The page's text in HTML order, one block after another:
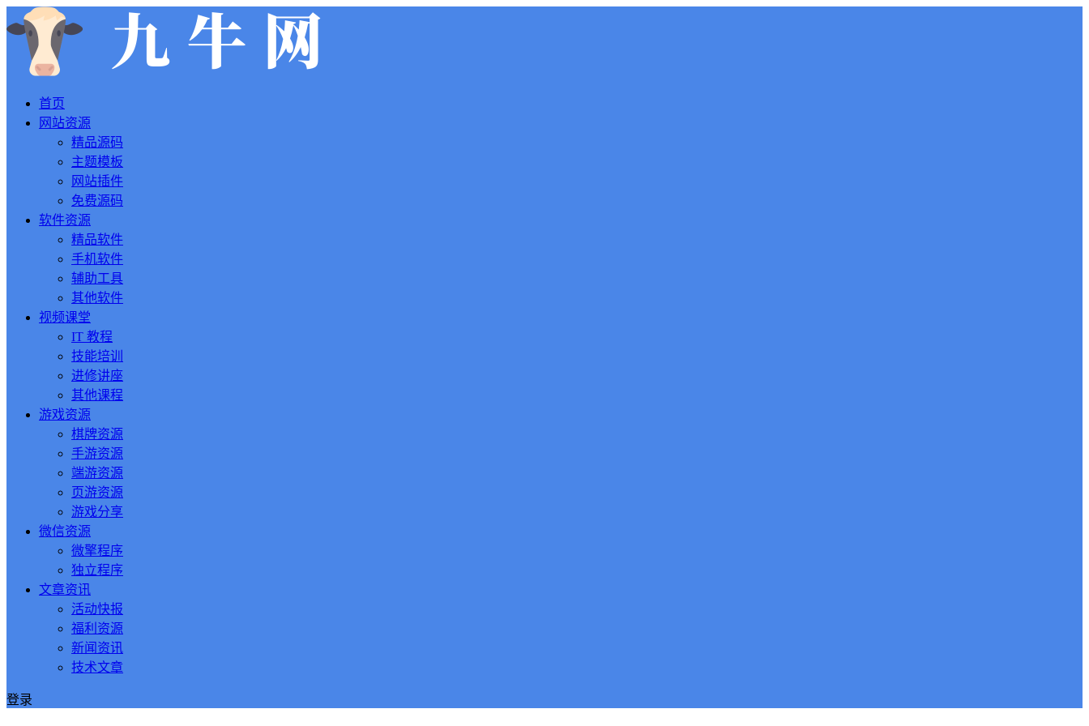
首页
网站资源
精品源码
主题模板
网站插件
免费源码
软件资源
精品软件
手机软件
辅助工具
其他软件
视频课堂
IT 教程
技能培训
进修讲座
其他课程
游戏资源
棋牌资源
手游资源
端游资源
页游资源
游戏分享
微信资源
微擎程序
独立程序
文章资讯
活动快报
福利资源
新闻资讯
技术文章
登录